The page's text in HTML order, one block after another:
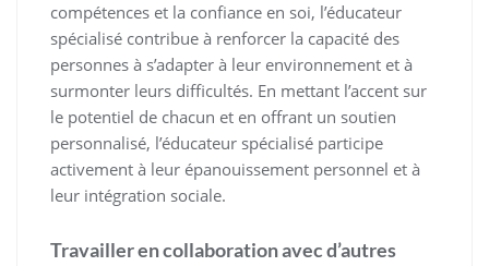
compétences et la confiance en soi, l’éducateur
spécialisé contribue à renforcer la capacité des
personnes à s’adapter à leur environnement et à
surmonter leurs difficultés. En mettant l’accent sur
le potentiel de chacun et en offrant un soutien
personnalisé, l’éducateur spécialisé participe
activement à leur épanouissement personnel et à
leur intégration sociale.
Travailler en collaboration avec d’autres